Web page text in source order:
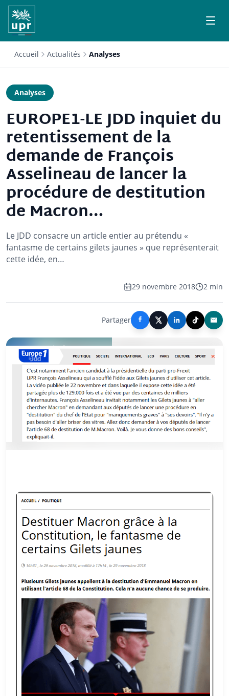
Accueil Actualités Analyses
Analyses
EUROPE1-LE JDD inquiet du
retentissement de la
demande de François
Asselineau de lancer la
procédure de destitution
de Macron…
Le JDD consacre un article entier au prétendu «
fantasme de certains gilets jaunes » que représenterait
cette idée, en…
29 novembre 2018 2 min
Partager